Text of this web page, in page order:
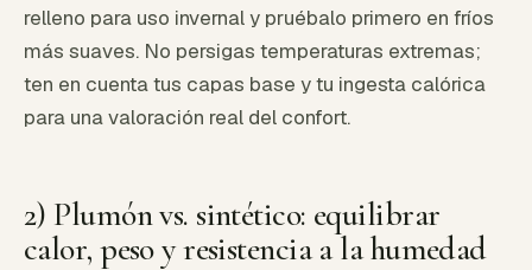
relleno para uso invernal y pruébalo primero en fríos
más suaves. No persigas temperaturas extremas;
ten en cuenta tus capas base y tu ingesta calórica
para una valoración real del confort.
2) Plumón vs. sintético: equilibrar
calor, peso y resistencia a la humedad